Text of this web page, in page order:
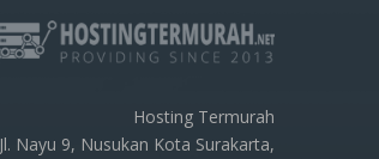
Hosting Termurah
Jl. Nayu 9, Nusukan Kota Surakarta,